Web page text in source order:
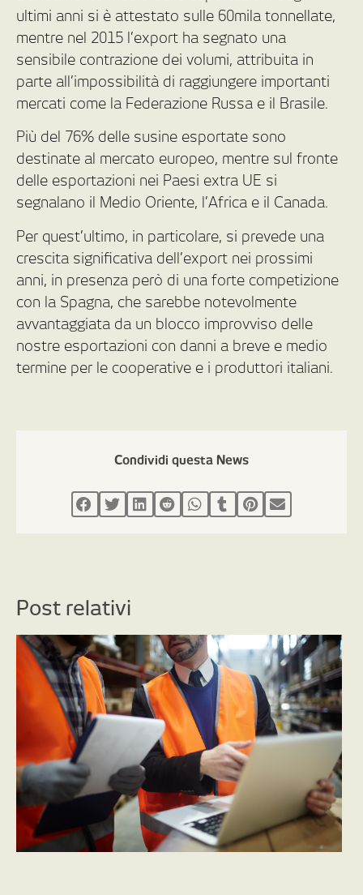
ultimi anni si è attestato sulle 60mila tonnellate,
mentre nel 2015 l’export ha segnato una
sensibile contrazione dei volumi, attribuita in
parte all’impossibilità di raggiungere importanti
mercati come la Federazione Russa e il Brasile.
Più del 76% delle susine esportate sono
destinate al mercato europeo, mentre sul fronte
delle esportazioni nei Paesi extra UE si
segnalano il Medio Oriente, l’Africa e il Canada.
Per quest’ultimo, in particolare, si prevede una
crescita significativa dell’export nei prossimi
anni, in presenza però di una forte competizione
con la Spagna, che sarebbe notevolmente
avvantaggiata da un blocco improvviso delle
nostre esportazioni con danni a breve e medio
termine per le cooperative e i produttori italiani.
Condividi questa News
Post relativi